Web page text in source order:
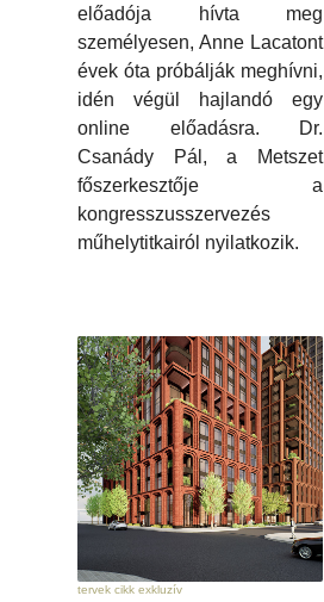
előadója hívta meg
személyesen, Anne Lacatont
évek óta próbálják meghívni,
idén végül hajlandó egy
online előadásra. Dr.
Csanády Pál, a Metszet
főszerkesztője a
kongresszusszervezés
műhelytitkairól nyilatkozik.
tervek cikk exkluzív